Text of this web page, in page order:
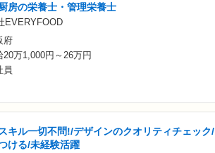
房の栄養士・管理栄養士
EVERYFOOD
府
20万1,000円～26万円
員
キル一切不問!/デザインのクオリティチェック/
ける/未経験活躍